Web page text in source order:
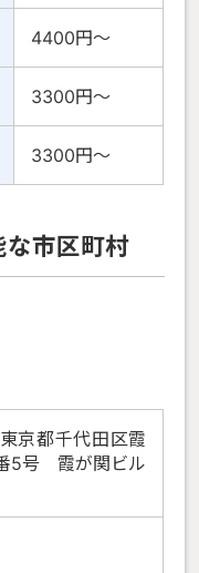
4400円〜
3300円〜
3300円〜
市区町村
京都千代田区霞
5号 霞が関ビル